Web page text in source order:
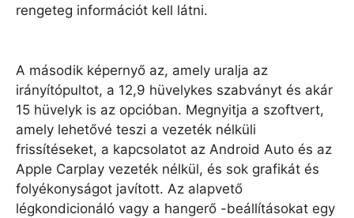
rengeteg információt kell látni.
A második képernyő az, amely uralja az
irányítópultot, a 12,9 hüvelykes szabványt és akár
15 hüvelyk is az opcióban. Megnyitja a szoftvert,
amely lehetővé teszi a vezeték nélküli
frissítéseket, a kapcsolatot az Android Auto és az
Apple Carplay vezeték nélkül, és sok grafikát és
folyékonyságot javított. Az alapvető
légkondicionáló vagy a hangerő -beállításokat egy